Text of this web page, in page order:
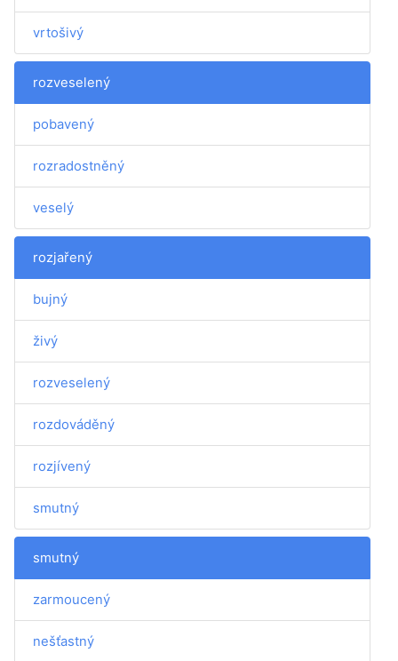
vrtošivý
rozveselený
pobavený
rozradostněný
veselý
rozjařený
bujný
živý
rozveselený
rozdováděný
rozjívený
smutný
smutný
zarmoucený
nešťastný